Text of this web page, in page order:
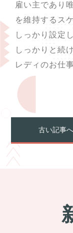
雇い主であり
を維持するス
しっかり設定
しっかりと続
レディのお仕
古い記事へ